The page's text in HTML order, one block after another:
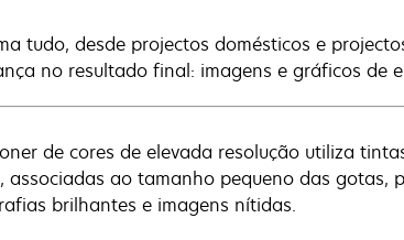
tudo, desde projectos domésticos e
no resultado final: imagens e gráficos de
de cores de elevada resolução utiliza
associadas ao tamanho pequeno das gotas,
brilhantes e imagens nítidas.